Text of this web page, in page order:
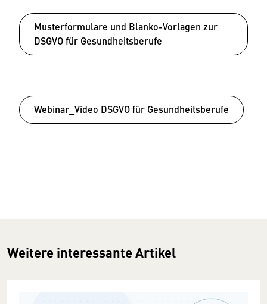
Musterformulare und Blanko-Vorlagen zur
DSGVO für Gesundheitsberufe
Webinar_Video DSGVO für Gesundheitsberufe
Weitere interessante Artikel